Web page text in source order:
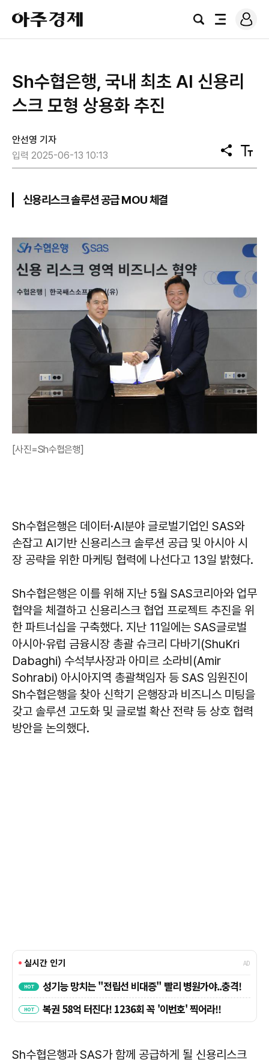
아
주
경
검
전
로
그
Sh수협은행, 국내 최초 AI 신용리
스크 모형 상용화 추진
안선영 기자
입력 2025-06-13 10:13
공
유
텍
스
신용리스크 솔루션 공급 MOU 체결
[사진=Sh수협은행]
Sh수협은행은 데이터·AI분야 글로벌기업인 SAS와
손잡고 AI기반 신용리스크 솔루션 공급 및 아시아 시
장 공략을 위한 마케팅 협력에 나선다고 13일 밝혔다.
Sh수협은행은 이를 위해 지난 5월 SAS코리아와 업무
협약을 체결하고 신용리스크 협업 프로젝트 추진을 위
한 파트너십을 구축했다. 지난 11일에는 SAS글로벌
아시아·유럽 금융시장 총괄 슈크리 다바기(ShuKri
Dabaghi) 수석부사장과 아미르 소라비(Amir
Sohrabi) 아시아지역 총괄책임자 등 SAS 임원진이
Sh수협은행을 찾아 신학기 은행장과 비즈니스 미팅을
갖고 솔루션 고도화 및 글로벌 확산 전략 등 상호 협력
방안을 논의했다.
Sh수협은행과 SAS가 함께 공급하게 될 신용리스크